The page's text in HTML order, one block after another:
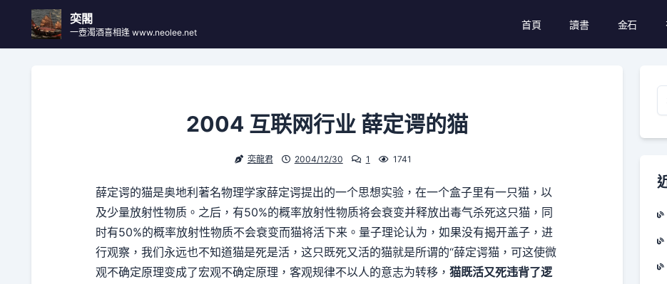
content
奕閣
一壺濁酒喜相逢 www.neolee.net
首頁 讀書 金石
2004 互联网行业 薛定谔的猫
奕龍君 2004/12/30 1 1741
薛定谔的猫是奥地利著名物理学家薛定谔提出的一个思想实验，在一个盒子里有一只猫，以
及少量放射性物质。之后，有50%的概率放射性物质将会衰变并释放出毒气杀死这只猫，同
时有50%的概率放射性物质不会衰变而猫将活下来。量子理论认为，如果没有揭开盖子，进
行观察，我们永远也不知道猫是死是活，这只既死又活的猫就是所谓的“薛定谔猫，可这使微
观不确定原理变成了宏观不确定原理，客观规律不以人的意志为转移， 猫既活又死违背了逻